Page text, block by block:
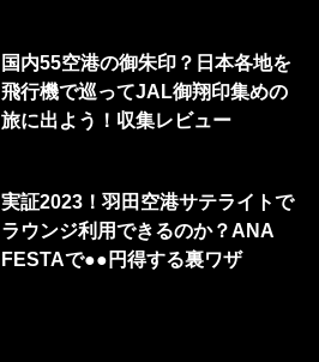
国内55空港の御朱印？日本各地を
飛行機で巡ってJAL御翔印集めの
旅に出よう！収集レビュー
実証2023！羽田空港サテライトで
ラウンジ利用できるのか？ANA
FESTAで●●円得する裏ワザ